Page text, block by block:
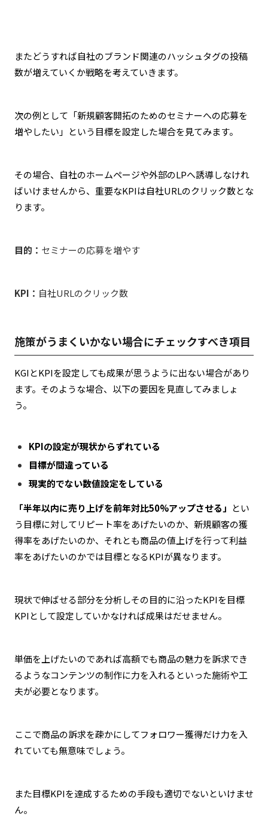
またどうすれば自社のブランド関連のハッシュタグの投稿
数が増えていくか戦略を考えていきます。
次の例として「新規顧客開拓のためのセミナーへの応募を
増やしたい」という目標を設定した場合を見てみます。
その場合、自社のホームページや外部のLPへ誘導しなけれ
ばいけませんから、重要なKPIは自社URLのクリック数とな
ります。
目的： セミナーの応募を増やす
KPI： 自社URLのクリック数
施策がうまくいかない場合にチェックすべき項目
KGIとKPIを設定しても成果が思うように出ない場合があり
ます。そのような場合、以下の要因を見直してみましょ
う。
KPIの設定が現状からずれている
目標が間違っている
現実的でない数値設定をしている
「半年以内に売り上げを前年対比50%アップさせる」 とい
う目標に対してリピート率をあげたいのか、新規顧客の獲
得率をあげたいのか、それとも商品の値上げを行って利益
率をあげたいのかでは目標となるKPIが異なります。
現状で伸ばせる部分を分析しその目的に沿ったKPIを目標
KPIとして設定していかなければ成果はだせません。
単価を上げたいのであれば高額でも商品の魅力を訴求でき
るようなコンテンツの制作に力を入れるといった施術や工
夫が必要となります。
ここで商品の訴求を疎かにしてフォロワー獲得だけ力を入
れていても無意味でしょう。
また目標KPIを達成するための手段も適切でないといけませ
ん。